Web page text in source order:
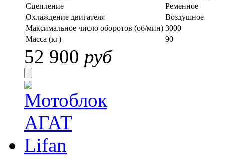
Сцепление
Ременное
Охлаждение двигателя
Воздушное
Максимальное число оборотов (об/мин) 3000
Масса (кг)
90
52 900 руб